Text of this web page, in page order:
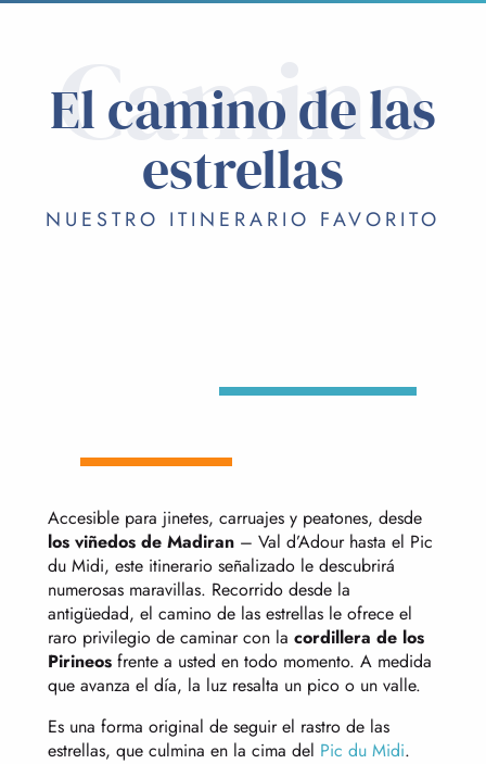
Camino
El camino de las
estrellas
NUESTRO ITINERARIO FAVORITO
Accesible para jinetes, carruajes y peatones, desde
los viñedos de Madiran – Val d’Adour hasta el Pic
du Midi, este itinerario señalizado le descubrirá
numerosas maravillas. Recorrido desde la
antigüedad, el camino de las estrellas le ofrece el
raro privilegio de caminar con la cordillera de los
Pirineos frente a usted en todo momento. A medida
que avanza el día, la luz resalta un pico o un valle.
Es una forma original de seguir el rastro de las
estrellas, que culmina en la cima del Pic du Midi.